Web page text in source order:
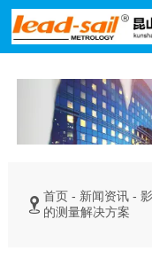
 首页- 新闻资讯-
的测量解决方案